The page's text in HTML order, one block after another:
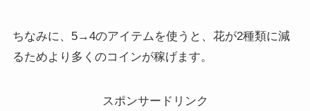
ちなみに、5→4のアイテムを使うと、花が2種類に減
るためより多くのコインが稼げます。
スポンサードリンク